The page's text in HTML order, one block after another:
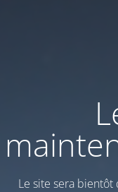
Le site sera bientôt